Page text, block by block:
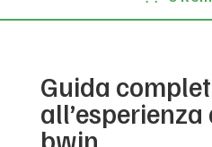
Guida
bwin